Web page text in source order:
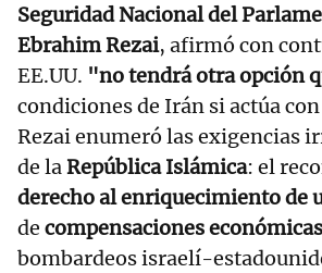
Seguridad Nacional del
Ebrahim Rezai, afirmó con
EE.UU. "no tendrá otra opción
condiciones de Irán si actúa con
Rezai enumeró las exigencias
de laRepública Islámica: el
derecho al enriquecimiento de
de compensaciones económicas
bombardeos israelí-